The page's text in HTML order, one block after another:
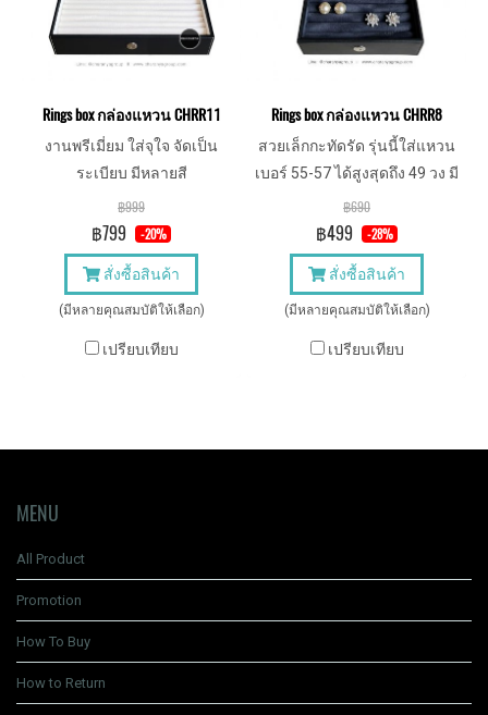
Rings box กล่องแหวน CHRR11
งานพรีเมี่ยม ใส่จุใจ จัดเป็น
ระเบียบ มีหลายสี
฿999
฿799 -20%
สั่งซื้อสินค้า
(มีหลายคุณสมบัติให้เลือก)
เปรียบเทียบ
Rings box กล่องแหวน CHRR8
สวยเล็กกะทัดรัด รุ่นนี้ใส่แหวน
เบอร์ 55-57 ได้สูงสุดถึง 49 วง มี
หลายสี
฿690
฿499 -28%
สั่งซื้อสินค้า
(มีหลายคุณสมบัติให้เลือก)
เปรียบเทียบ
MENU
All Product
Promotion
How To Buy
How to Return